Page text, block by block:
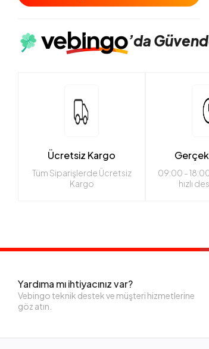
’da
Ücretsiz Kargo
Tüm Siparişlerde Ücretsiz
Kargo
09:00 -
hızlı
Yardıma mı ihtiyacınız var?
Vebingo teknik destek ve müşteri hizmetlerine
göz atın.